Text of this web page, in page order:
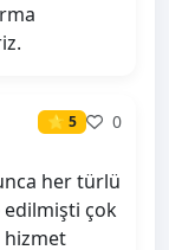
⭐ 5
0
her türlü
edilmişti çok
hizmet